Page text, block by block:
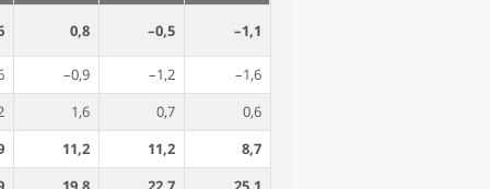
0,8 –0,5 –1,1
–0,9 –1,2
–1,6
1,6 0,7
0,6
11,2 11,2
8,7